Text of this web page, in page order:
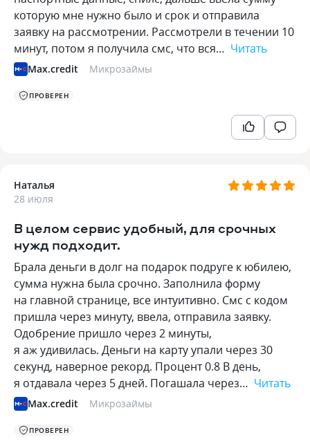
которую мне нужно было и срок и отправила
заявку на рассмотрении. Рассмотрели в течении 10
минут, потом я получила смс, что вся… Читать
Max.credit Микрозаймы
ПРОВЕРЕН
Наталья
28 июля
В целом сервис удобный, для срочных
нужд подходит.
Брала деньги в долг на подарок подруге к юбилею,
сумма нужна была срочно. Заполнила форму
на главной странице, все интуитивно. Смс с кодом
пришла через минуту, ввела, отправила заявку.
Одобрение пришло через 2 минуты,
я аж удивилась. Деньги на карту упали через 30
секунд, наверное рекорд. Процент 0.8 В день,
я отдавала через 5 дней. Погашала через… Читать
Max.credit Микрозаймы
ПРОВЕРЕН